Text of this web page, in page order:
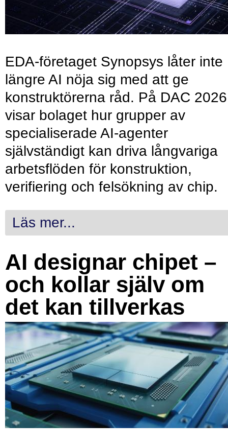
EDA-företaget Synopsys låter inte
längre AI nöja sig med att ge
konstruktörerna råd. På DAC 2026
visar bolaget hur grupper av
specialiserade AI-agenter
självständigt kan driva långvariga
arbetsflöden för konstruktion,
verifiering och felsökning av chip.
Läs mer...
AI designar chipet –
och kollar själv om
det kan tillverkas